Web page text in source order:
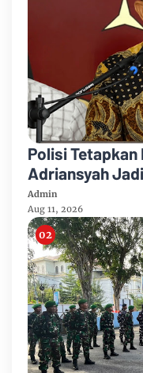
Polisi
Adriansyah
Admin
Aug 11, 2026